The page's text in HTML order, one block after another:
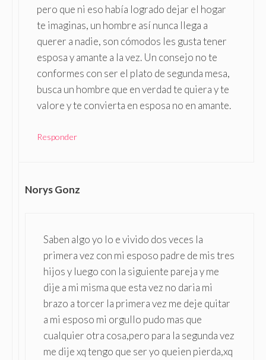
pero que ni eso había logrado dejar el hogar
te imaginas, un hombre así nunca llega a
querer a nadie, son cómodos les gusta tener
esposa y amante a la vez. Un consejo no te
conformes con ser el plato de segunda mesa,
busca un hombre que en verdad te quiera y te
valore y te convierta en esposa no en amante.
Responder
Norys Gonz
Saben algo yo lo e vivido dos veces la
primera vez con mi esposo padre de mis tres
hijos y luego con la siguiente pareja y me
dije a mi misma que esta vez no daria mi
brazo a torcer la primera vez me deje quitar
a mi esposo mi orgullo pudo mas que
cualquier otra cosa,pero para la segunda vez
me dije xq tengo que ser yo queien pierda,xq